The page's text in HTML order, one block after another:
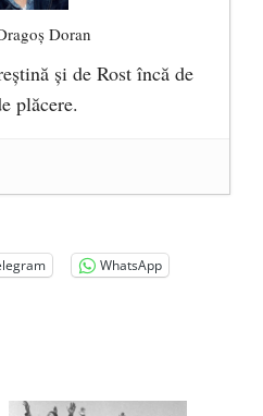
Doran
și de Rost încă de
plăcere.
distruge pădurea
summitul climatic
2025
WhatsApp